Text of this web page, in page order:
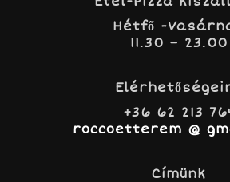
Hétfő -
11.30 – 23.00
+36 62 213
roccoetterem @
Címünk